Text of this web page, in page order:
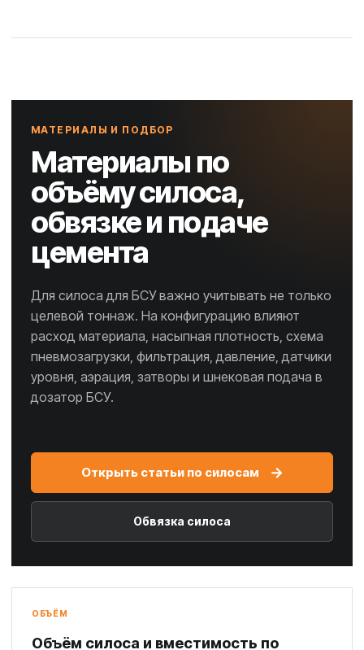
МАТЕРИАЛЫ И ПОДБОР
Материалы по
объёму силоса,
обвязке и подаче
цемента
Для силоса для БСУ важно учитывать не только
целевой тоннаж. На конфигурацию влияют
расход материала, насыпная плотность, схема
пневмозагрузки, фильтрация, давление, датчики
уровня, аэрация, затворы и шнековая подача в
дозатор БСУ.
Открыть статьи по силосам →
Обвязка силоса
ОБЪЁМ
Объём силоса и вместимость по